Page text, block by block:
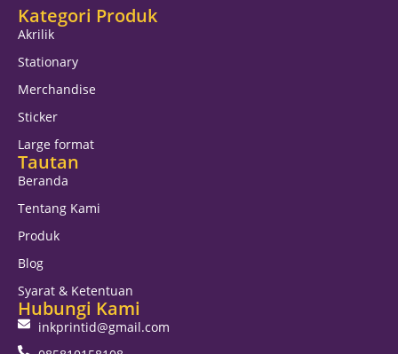
Kategori Produk
Akrilik
Stationary
Merchandise
Sticker
Large format
Tautan
Beranda
Tentang Kami
Produk
Blog
Syarat & Ketentuan
Hubungi Kami
inkprintid@gmail.com